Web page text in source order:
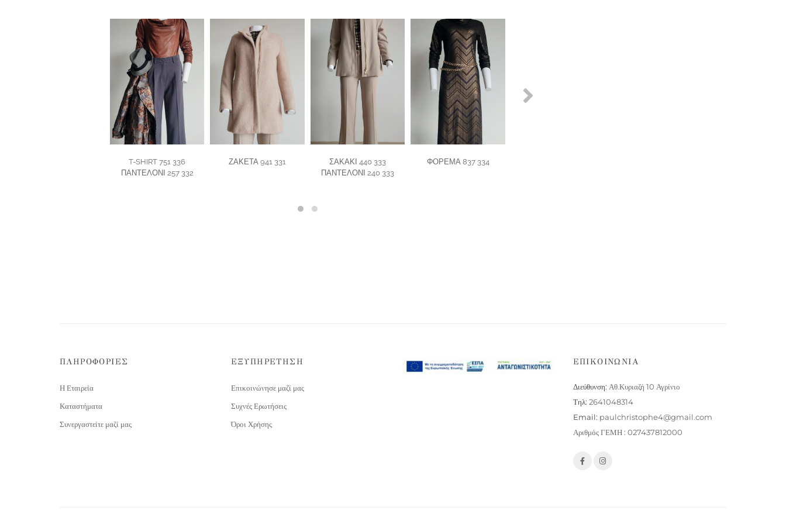
T-SHIRT 751 336
ΠΑΝΤΕΛΟΝΙ 257 332
ΖΑΚΕΤΑ 941 331
ΣΑΚΑΚΙ 440 333
ΠΑΝΤΕΛΟΝΙ 240 333
ΦΟΡΕΜΑ 837 334
ΠΛΗΡΟΦΟΡΙΕΣ
Η Εταιρεία
Καταστήματα
Συνεργαστείτε μαζί μας
ΕΞΥΠΗΡΕΤΗΣΗ
Επικοινώνησε μαζί μας
Συχνές Ερωτήσεις
Όροι Χρήσης
ΕΠΙΚΟΙΝΩΝΙΑ
Διεύθυνση: Αθ.Κυριαζή 10 Αγρίνιο
Τηλ: 2641048314
Email: paulchristophe4@gmail.com
Αριθμός ΓΕΜΗ : 027437812000